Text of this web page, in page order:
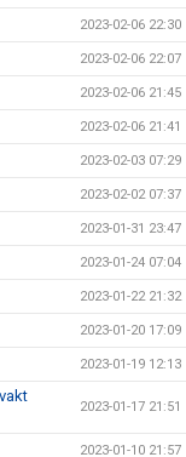
2023-02-06 22:30
2023-02-06 22:07
2023-02-06 21:45
2023-02-06 21:41
2023-02-03 07:29
2023-02-02 07:37
2023-01-31 23:47
2023-01-24 07:04
2023-01-22 21:32
2023-01-20 17:09
2023-01-19 12:13
2023-01-17 21:51
2023-01-10 21:57